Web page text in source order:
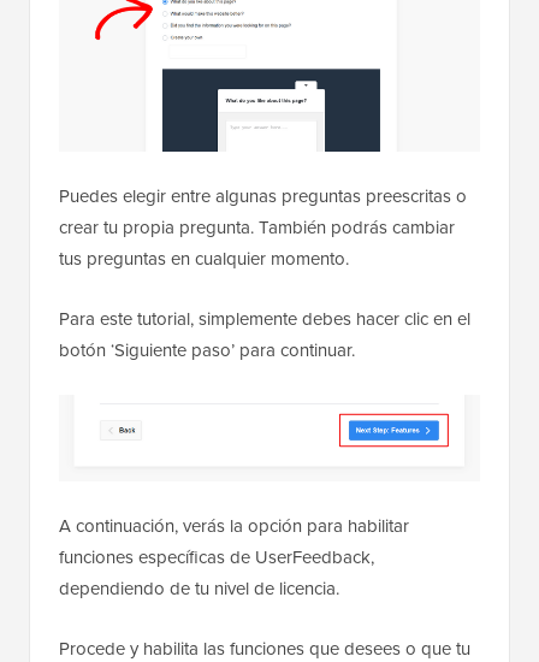
Puedes elegir entre algunas preguntas preescritas o
crear tu propia pregunta. También podrás cambiar
tus preguntas en cualquier momento.
Para este tutorial, simplemente debes hacer clic en el
botón ‘Siguiente paso’ para continuar.
A continuación, verás la opción para habilitar
funciones específicas de UserFeedback,
dependiendo de tu nivel de licencia.
Procede y habilita las funciones que desees o que tu